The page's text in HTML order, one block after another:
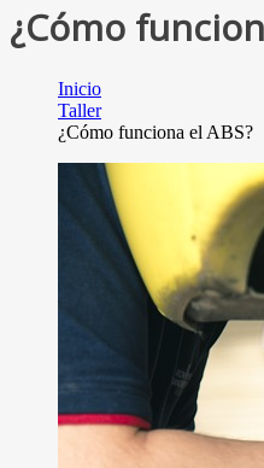
¿Cómo
Inicio
Taller
¿Cómo funciona el ABS?